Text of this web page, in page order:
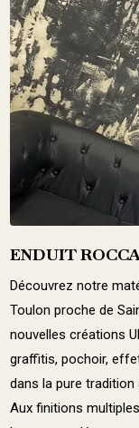
ENDUIT
Découvrez notre
Toulon proche de
nouvelles créations
graffitis, pochoir,
dans la pure
Aux finitions